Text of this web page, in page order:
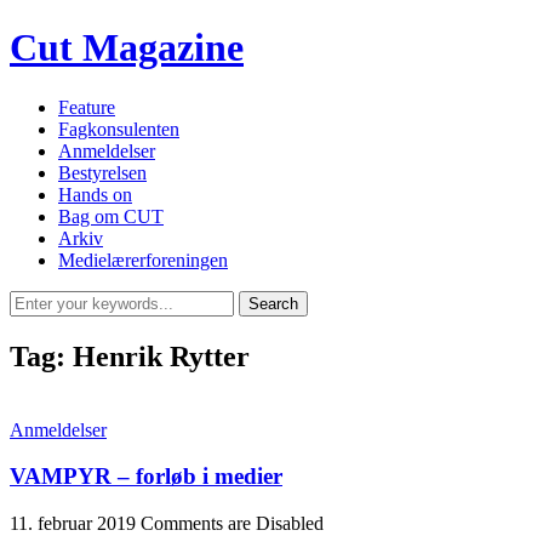
Cut Magazine
Feature
Fagkonsulenten
Anmeldelser
Bestyrelsen
Hands on
Bag om CUT
Arkiv
Medielærerforeningen
Tag: Henrik Rytter
Anmeldelser
VAMPYR – forløb i medier
11. februar 2019 Comments are Disabled